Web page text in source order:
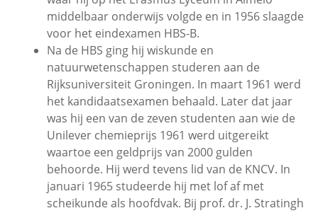
middelbaar onderwijs volgde en in 1956 slaagde
voor het eindexamen HBS-B.
Na de HBS ging hij wiskunde en
natuurwetenschappen studeren aan de
Rijksuniversiteit Groningen. In maart 1961 werd
het kandidaatsexamen behaald. Later dat jaar
was hij een van de zeven studenten aan wie de
Unilever chemieprijs 1961 werd uitgereikt
waartoe een geldprijs van 2000 gulden
behoorde. Hij werd tevens lid van de KNCV. In
januari 1965 studeerde hij met lof af met
scheikunde als hoofdvak. Bij prof. dr. J. Stratingh